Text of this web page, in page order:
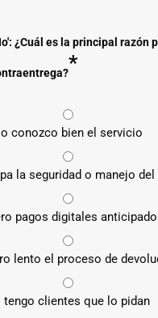
¿Cuál es la principal razón
*
conozco bien el servicio
la seguridad o manejo del
pagos digitales
lento el proceso de
tengo clientes que lo pidan